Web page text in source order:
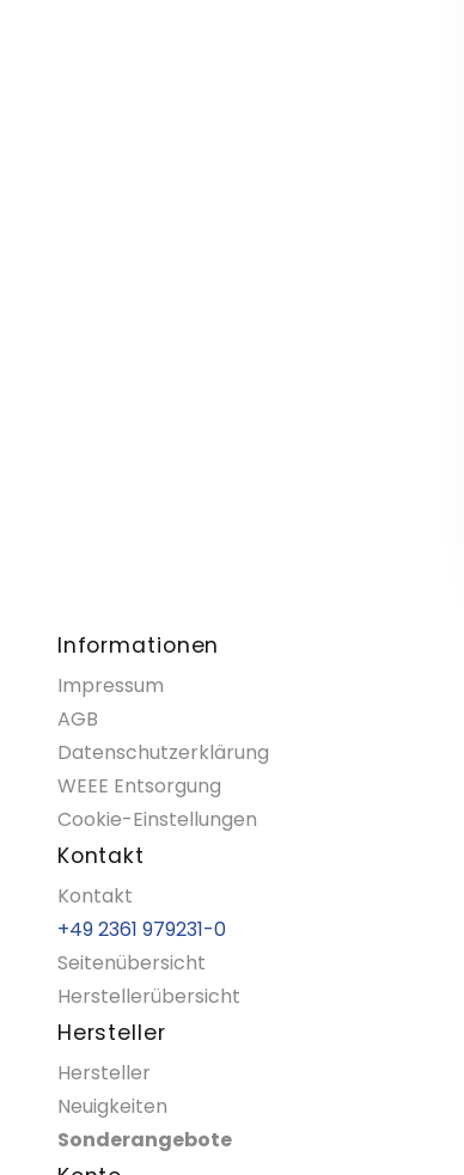
Informationen
Impressum
AGB
Datenschutzerklärung
WEEE Entsorgung
Cookie-Einstellungen
Kontakt
Kontakt
+49 2361 979231-0
Seitenübersicht
Herstellerübersicht
Hersteller
Hersteller
Neuigkeiten
Sonderangebote